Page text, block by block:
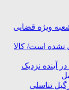
ویژه قضایی
نشده است/ کالا
آینده نزدیک
تناسلی